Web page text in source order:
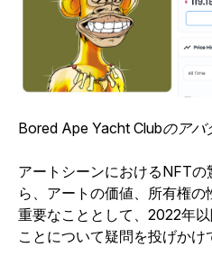
Bored Ape Yacht Clubのアバ
アートシーンにおけるNFT
ら、アートの価値、所有権
重要なこととして、2022年
ことについて疑問を投げかけ